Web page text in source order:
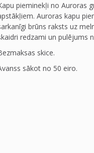
pieminekļi no Auroras
Auroras kapu
brūns raksts uz
redzami un pulējums
skice.
sākot no 50 eiro.